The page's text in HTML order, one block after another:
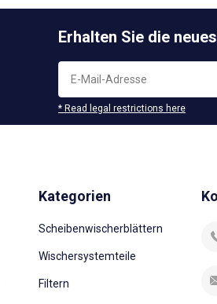
Erhalten Sie die
* Read legal restrictions here
Kategorien
Scheibenwischerblättern
Wischersystemteile
Filtern